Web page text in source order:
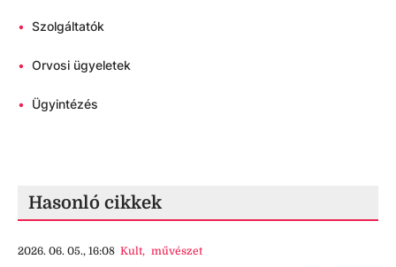
• Szolgáltatók
• Orvosi ügyeletek
• Ügyintézés
Hasonló cikkek
2026. 06. 05., 16:08 Kult, művészet